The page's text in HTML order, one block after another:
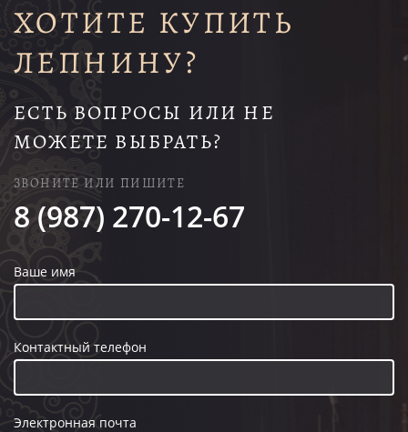
ХОТИТЕ КУПИТЬ
ЛЕПНИНУ?
ЕСТЬ ВОПРОСЫ ИЛИ НЕ
МОЖЕТЕ ВЫБРАТЬ?
ЗВОНИТЕ ИЛИ ПИШИТЕ
8 (987) 270-12-67
Ваше имя
Контактный телефон
Электронная почта